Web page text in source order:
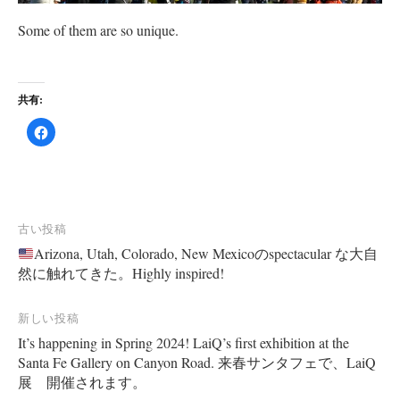
Some of them are so unique.
共有:
F
a
共
有
す
る
に
は
ッ
ク
て
く
だ
さ
い
投
稿
ナ
ビ
ゲ
ー
シ
古い投稿
Arizona, Utah, Colorado, New Mexicoのspectacular な大自
然に触れてきた。Highly inspired!
新しい投稿
It’s happening in Spring 2024! LaiQ’s first exhibition at the
Santa Fe Gallery on Canyon Road. 来春サンタフェで、LaiQ
展 開催されます。